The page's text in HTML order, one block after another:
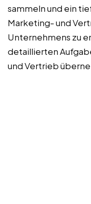
sammeln und ein
Marketing- und
Unternehmens zu
detaillierten
und Vertrieb